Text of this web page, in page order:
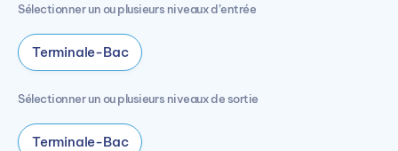
Sélectionner un ou plusieurs niveaux d’entrée
Terminale-Bac
Sélectionner un ou plusieurs niveaux de sortie
Terminale-Bac